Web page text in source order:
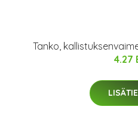
Tanko,
4.27